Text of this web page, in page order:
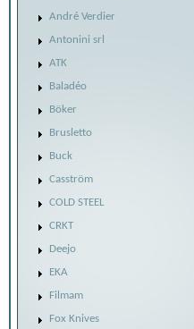
André Verdier
Antonini srl
ATK
Baladéo
Böker
Brusletto
Buck
Casström
COLD STEEL
CRKT
Deejo
EKA
Filmam
Fox Knives